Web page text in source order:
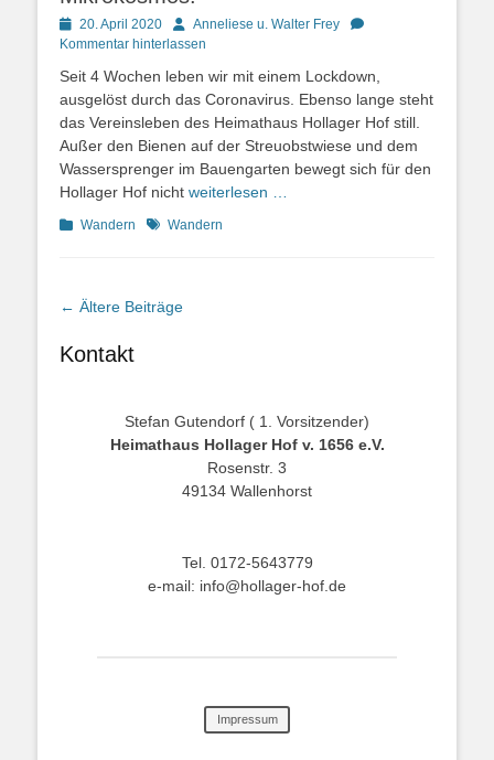
Posted
on
20. April 2020 AutorAnneliese u. Walter Frey
Kommentar hinterlassen
Seit 4 Wochen leben wir mit einem Lockdown,
ausgelöst durch das Coronavirus. Ebenso lange steht
das Vereinsleben des Heimathaus Hollager Hof still.
Außer den Bienen auf der Streuobstwiese und dem
Wassersprenger im Bauengarten bewegt sich für den
Hollager Hof nicht weiterlesen …
Kategorien
Wandern Schlagworte
Wandern
Beitragsnavigation
← Ältere Beiträge
Kontakt
Stefan Gutendorf ( 1. Vorsitzender)
Heimathaus Hollager Hof v. 1656 e.V.
Rosenstr. 3
49134 Wallenhorst
Tel. 0172-5643779
e-mail: info@hollager-hof.de
Impressum